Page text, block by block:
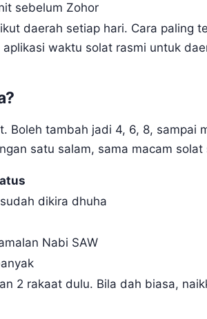
sebelum Zohor
daerah setiap hari. Cara paling
waktu solat rasmi untuk
Boleh tambah jadi 4, 6, 8, sampai
satu salam, sama macam solat
dikira dhuha
Nabi SAW
2 rakaat dulu. Bila dah biasa,